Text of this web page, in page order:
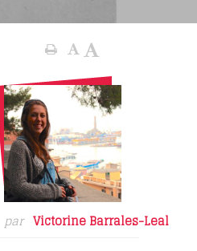
par Victorine Barrales-Leal